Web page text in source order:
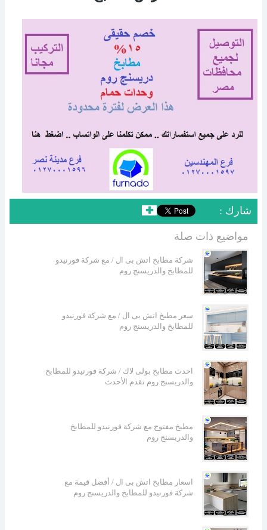
: شارك ✚
مواضيع ذات صلة
شركة مطابخ اتش بى ال / مع شركة فورنيدو
للمطابخ والدريسنج روم
سعر مطبخ اتش بى ال / مع شركة فورنيدو
للمطابخ والدريسنج روم
احدث مطابخ بولى لاك / شركة فورنيدو للمطابخ
والدريسنج روم تقدم الأحدث
مطبخ مفتوح مع شركة فورنيدو للمطابخ
والدريسنج روم
اسعار مطابخ اتش بى ال / أفضل قيمة مع
شركة فورنيدو للمطابخ والدريسنج روم